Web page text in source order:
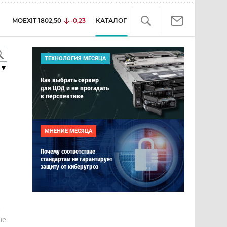
MOEXIT 1802,50 -0,23 КАТАЛОГ
ТЕХНОЛОГИЯ МЕСЯЦА
Как выбрать сервер
для ЦОД и не прогадать
в перспективе
МНЕНИЕ МЕСЯЦА
Почему соответствие
стандартам не гарантирует
защиту от киберугроз